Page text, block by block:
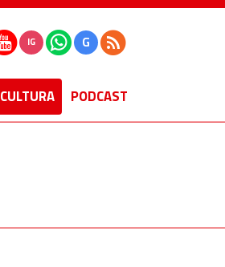
IG G
CULTURA PODCAST